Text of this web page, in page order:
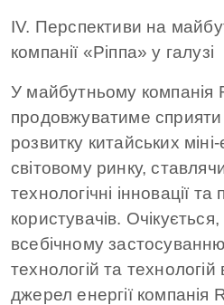
IV. Перспективи на
компанії «Ріппа» у галузі
У майбутньому компанія
продовжуватиме
розвитку китайських
світовому ринку,
технологічні інновації та
користувачів.
всебічному
технологій та
джерел енергії компанія